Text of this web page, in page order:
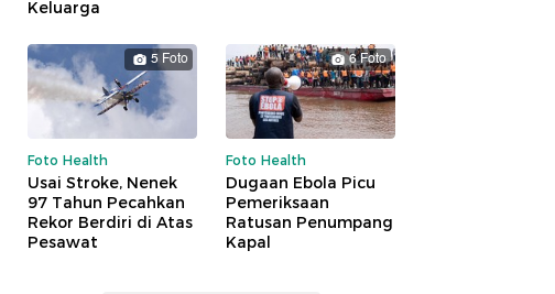
Keluarga
5 Foto
Foto Health
Usai Stroke, Nenek
97 Tahun Pecahkan
Rekor Berdiri di Atas
Pesawat
6 Foto
Foto Health
Dugaan Ebola Picu
Pemeriksaan
Ratusan Penumpang
Kapal